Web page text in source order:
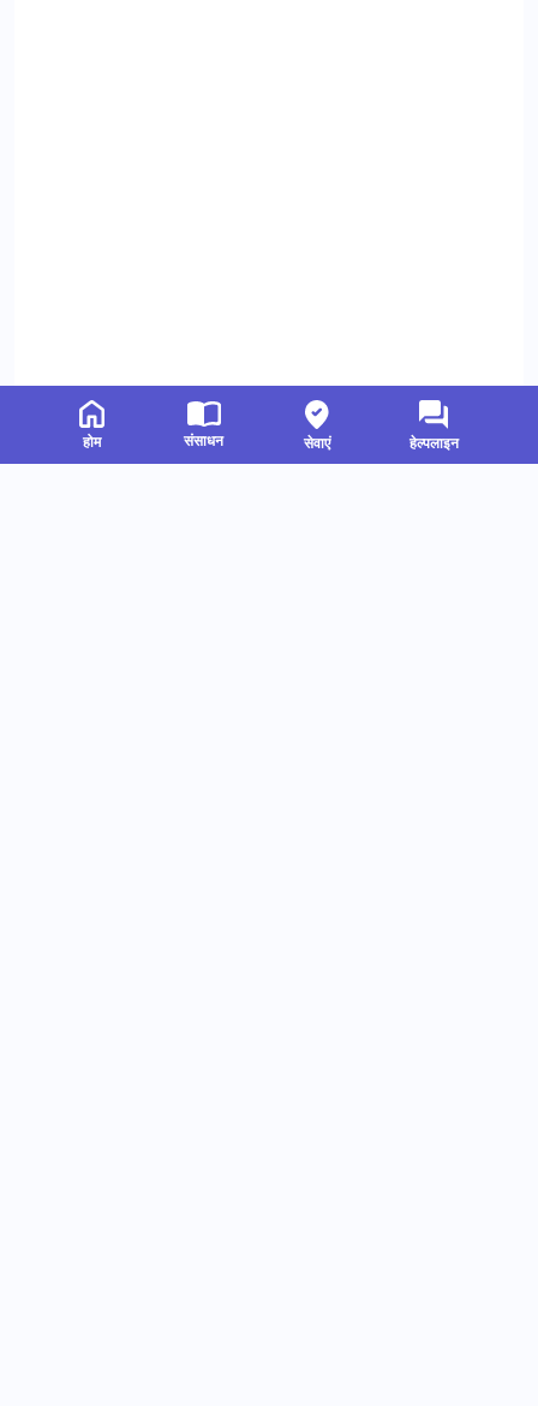
होम संसाधन सेवाएं हेल्पलाइन